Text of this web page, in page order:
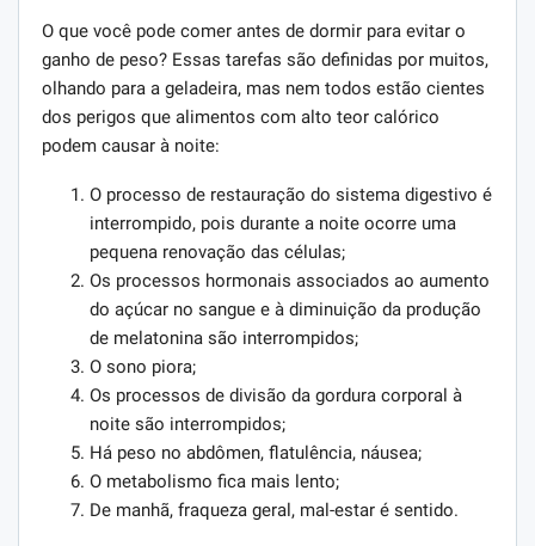
O que você pode comer antes de dormir para evitar o
ganho de peso? Essas tarefas são definidas por muitos,
olhando para a geladeira, mas nem todos estão cientes
dos perigos que alimentos com alto teor calórico
podem causar à noite:
O processo de restauração do sistema digestivo é
interrompido, pois durante a noite ocorre uma
pequena renovação das células;
Os processos hormonais associados ao aumento
do açúcar no sangue e à diminuição da produção
de melatonina são interrompidos;
O sono piora;
Os processos de divisão da gordura corporal à
noite são interrompidos;
Há peso no abdômen, flatulência, náusea;
O metabolismo fica mais lento;
De manhã, fraqueza geral, mal-estar é sentido.